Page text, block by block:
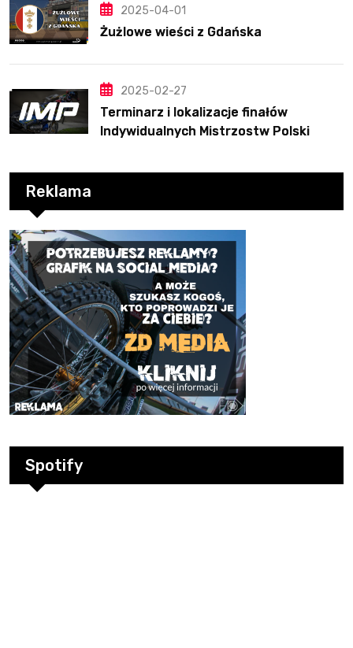
2025-04-01
Żużlowe wieści z Gdańska
2025-02-27
Terminarz i lokalizacje finałów
Indywidualnych Mistrzostw Polski
Reklama
Spotify